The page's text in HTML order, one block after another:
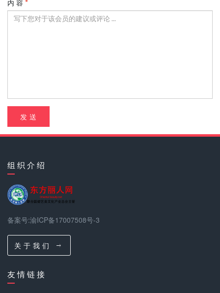
内 容
发 送
组 织 介 绍
备案号:渝ICP备17007508号-3
关 于 我 们
友 情 链 接